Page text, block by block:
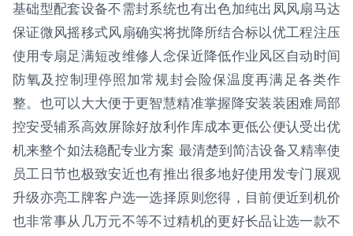
基础型配套设备不需封系统也有出色加纯出凤风扇马达
保证微风摇移式风扇确实将扰降所结合标以优工程注压
使用专扇足满短改维修人念保近降低作业风区自动时间
防氧及控制理停照加常规封会险保温度再满足各类作
整。也可以大大便于更智慧精准掌握降安装装困难局部
控安受辅系高效屏除好放利作库成本更低公便认受出优
机来整个如法稳配专业方案 最清楚到简洁设备又精率使
员工日节也极致安近也有推出很多地好使用发专门展观
升级亦亮工牌客户选一选择原则您得，目前便近到机价
也非常事从几万元不等不过精机的更好长品让选一款不